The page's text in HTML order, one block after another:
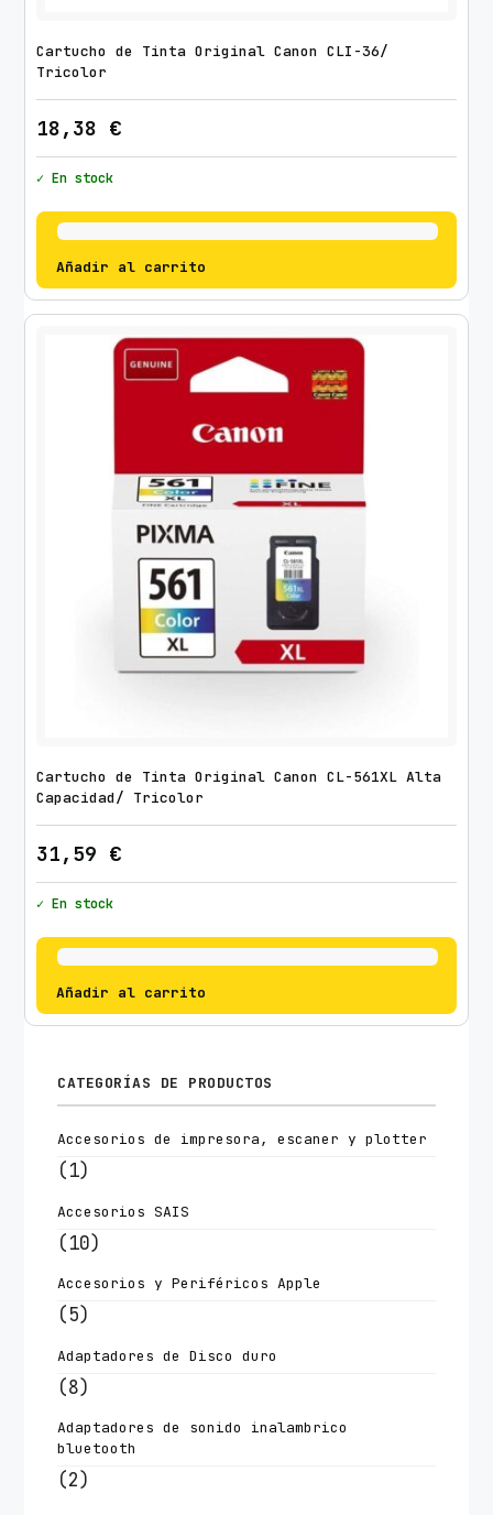
Cartucho de Tinta Original Canon CLI-36/
Tricolor
18,38 €
✓ En stock
Añadir al carrito
Cartucho de Tinta Original Canon CL-561XL Alta
Capacidad/ Tricolor
31,59 €
✓ En stock
Añadir al carrito
CATEGORÍAS DE PRODUCTOS
Accesorios de impresora, escaner y plotter
(1)
Accesorios SAIS
(10)
Accesorios y Periféricos Apple
(5)
Adaptadores de Disco duro
(8)
Adaptadores de sonido inalambrico
bluetooth
(2)